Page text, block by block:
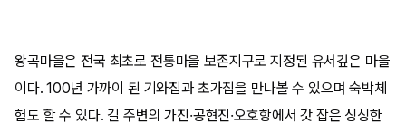
왕곡마을은 전국 최초로 전통마을 보존지구로 지정된 유서깊은 마을
이다. 100년 가까이 된 기와집과 초가집을 만나볼 수 있으며 숙박체
험도 할 수 있다. 길 주변의 가진·공현진·오호항에서 갓 잡은 싱싱한